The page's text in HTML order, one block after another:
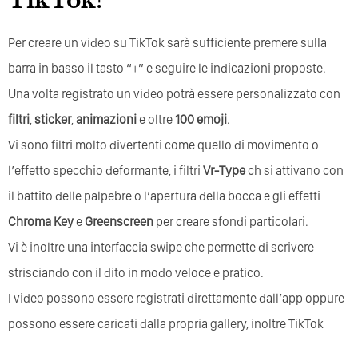
Per creare un video su TikTok sarà sufficiente premere sulla
barra in basso il tasto “+” e seguire le indicazioni proposte.
Una volta registrato un video potrà essere personalizzato con
filtri,sticker,animazionie oltre 100 emoji.
Vi sono filtri molto divertenti come quello di movimento o
l’effetto specchio deformante, i filtri Vr-Typech si attivano con
il battito delle palpebre o l’apertura della bocca e gli effetti
Chroma Keye Greenscreen per creare sfondi particolari.
Vi è inoltre una interfaccia swipe che permette di scrivere
strisciando con il dito in modo veloce e pratico.
I video possono essere registrati direttamente dall’app oppure
possono essere caricati dalla propria gallery, inoltre TikTok